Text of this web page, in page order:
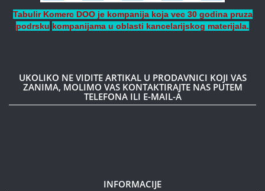
Tabulir Komerc DOO je kompanija koja vec 30 godina pruza
podrsku kompanijama u oblasti kancelarijskog materijala.
UKOLIKO NE VIDITE ARTIKAL U PRODAVNICI KOJI VAS
ZANIMA, MOLIMO VAS KONTAKTIRAJTE NAS PUTEM
TELEFONA ILI E-MAIL-A
INFORMACIJE